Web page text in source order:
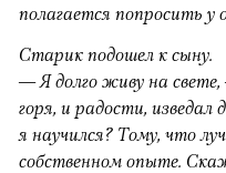
полагается попросить у
Старик подошел к сыну.
— Я долго живу на
горя, и радости, изведал
я научился? Тому, что
собственном опыте.